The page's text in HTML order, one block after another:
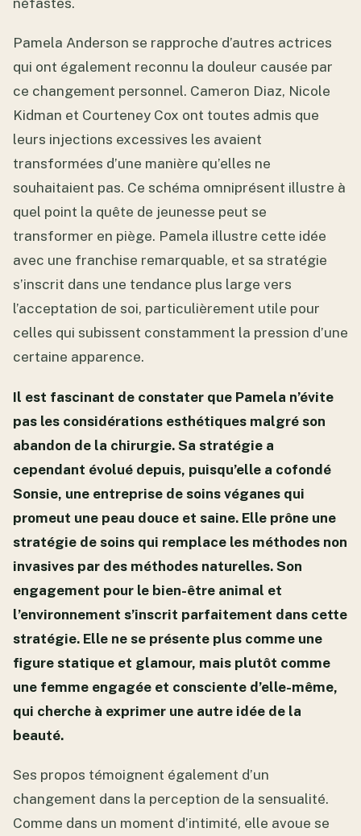
néfastes.
Pamela Anderson se rapproche d’autres actrices
qui ont également reconnu la douleur causée par
ce changement personnel. Cameron Diaz, Nicole
Kidman et Courteney Cox ont toutes admis que
leurs injections excessives les avaient
transformées d’une manière qu’elles ne
souhaitaient pas. Ce schéma omniprésent illustre à
quel point la quête de jeunesse peut se
transformer en piège. Pamela illustre cette idée
avec une franchise remarquable, et sa stratégie
s’inscrit dans une tendance plus large vers
l’acceptation de soi, particulièrement utile pour
celles qui subissent constamment la pression d’une
certaine apparence.
Il est fascinant de constater que Pamela n’évite
pas les considérations esthétiques malgré son
abandon de la chirurgie. Sa stratégie a
cependant évolué depuis, puisqu’elle a cofondé
Sonsie, une entreprise de soins véganes qui
promeut une peau douce et saine. Elle prône une
stratégie de soins qui remplace les méthodes non
invasives par des méthodes naturelles. Son
engagement pour le bien-être animal et
l’environnement s’inscrit parfaitement dans cette
stratégie. Elle ne se présente plus comme une
figure statique et glamour, mais plutôt comme
une femme engagée et consciente d’elle-même,
qui cherche à exprimer une autre idée de la
beauté.
Ses propos témoignent également d’un
changement dans la perception de la sensualité.
Comme dans un moment d’intimité, elle avoue se